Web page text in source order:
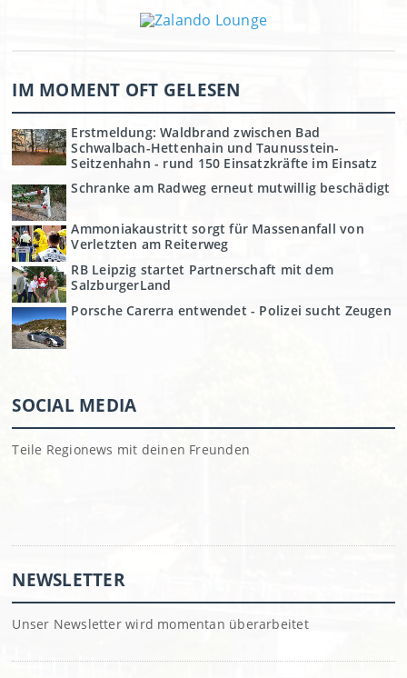
IM MOMENT OFT GELESEN
Erstmeldung: Waldbrand zwischen Bad
Schwalbach-Hettenhain und Taunusstein-
Seitzenhahn - rund 150 Einsatzkräfte im Einsatz
Schranke am Radweg erneut mutwillig beschädigt
Ammoniakaustritt sorgt für Massenanfall von
Verletzten am Reiterweg
RB Leipzig startet Partnerschaft mit dem
SalzburgerLand
Porsche Carerra entwendet - Polizei sucht Zeugen
SOCIAL MEDIA
Teile Regionews mit deinen Freunden
NEWSLETTER
Unser Newsletter wird momentan überarbeitet